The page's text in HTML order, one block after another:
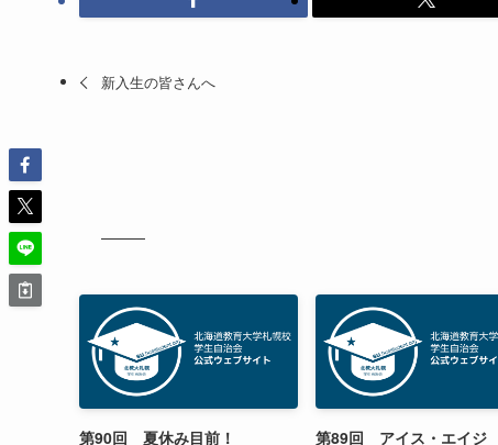
新入生の皆さんへ
第90回 夏休み目前！ 第89回 アイス・エイジ